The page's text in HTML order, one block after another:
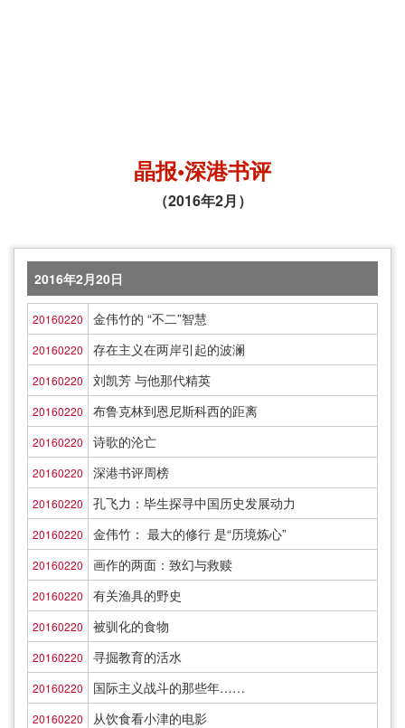
晶报•深港书评
（2016年2月）
2016年2月20日
20160220 金伟竹的 “不二”智慧
20160220 存在主义在两岸引起的波澜
20160220 刘凯芳 与他那代精英
20160220 布鲁克林到恩尼斯科西的距离
20160220 诗歌的沦亡
20160220 深港书评周榜
20160220 孔飞力：毕生探寻中国历史发展动力
20160220 金伟竹： 最大的修行 是“历境炼心”
20160220 画作的两面：致幻与救赎
20160220 有关渔具的野史
20160220 被驯化的食物
20160220 寻掘教育的活水
20160220 国际主义战斗的那些年……
20160220 从饮食看小津的电影